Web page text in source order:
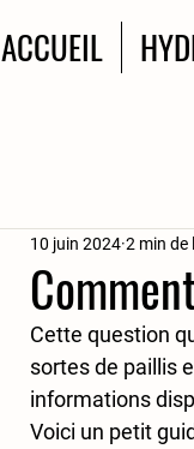
ACCUEIL
10 juin 2024 2 min de
Cette question
sortes de paillis
informations
Voici un petit